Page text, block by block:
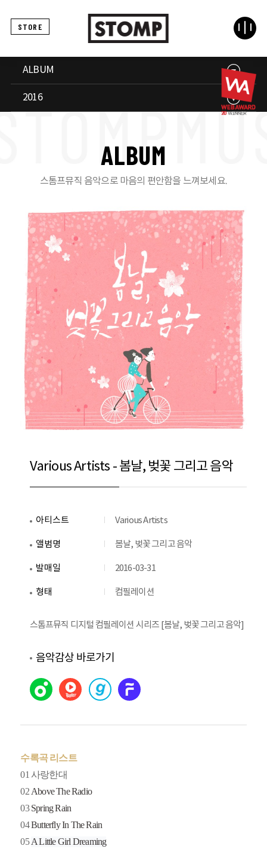
STORE
ALBUM
2016
ALBUM
스톰프뮤직 음악으로 마음의 편안함을 느껴보세요.
Various Artists - 봄날, 벚꽃 그리고 음악
아티스트 Various Artists
앨범명 봄날, 벚꽃 그리고 음악
발매일 2016-03-31
형태 컴필레이션
스톰프뮤직 디지털 컴필레이션 시리즈 [봄날, 벚꽃 그리고 음악]
음악감상 바로가기
수록곡 리스트
01 사랑한대
02 Above The Radio
03Spring Rain
04Butterfly In The Rain
05A Little Girl Dreaming